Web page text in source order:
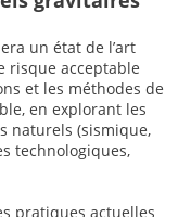
un état de l’art
risque acceptable
et les méthodes de
en explorant les
naturels (sismique,
technologiques,
pratiques actuelles